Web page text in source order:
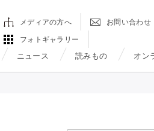
ニュース 読みもの オン
メディアの方へ
お問い合わせ
フォトギャラリー